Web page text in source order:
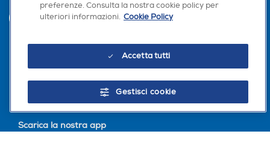
Scarica la nostra app
preferenze. Consulta la nostra cookie policy per
ulteriori informazioni. Cookie Policy
Accetta tutti
Gestisci cookie